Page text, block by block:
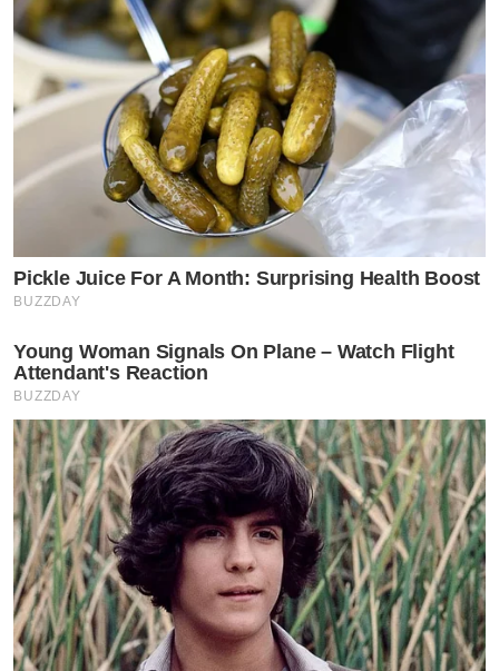
Pickle Juice For A Month: Surprising Health Boost
BUZZDAY
Young Woman Signals On Plane – Watch Flight
Attendant's Reaction
BUZZDAY